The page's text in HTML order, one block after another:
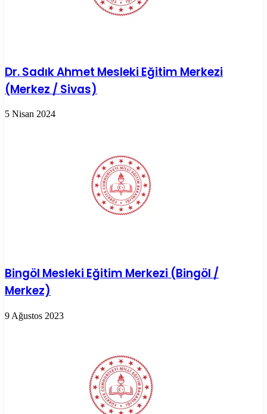
Dr. Sadık Ahmet Mesleki Eğitim Merkezi
(Merkez / Sivas)
5 Nisan 2024
Bingöl Mesleki Eğitim Merkezi (Bingöl /
Merkez)
9 Ağustos 2023